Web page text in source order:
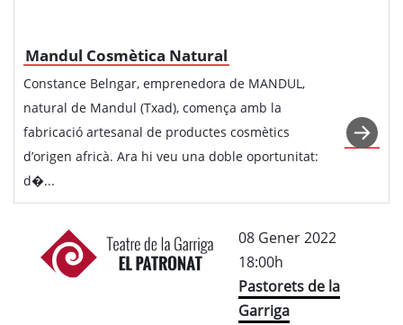
Mandul Cosmètica Natural
Constance Belngar, emprenedora de MANDUL,
natural de Mandul (Txad), comença amb la
fabricació artesanal de productes cosmètics
d’origen africà. Ara hi veu una doble oportunitat:
d�...
08 Gener 2022
18:00h
Pastorets de la
Garriga